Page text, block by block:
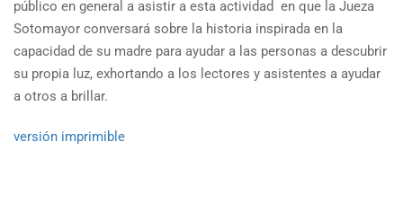
público en general a asistir a esta actividad en que la Jueza
Sotomayor conversará sobre la historia inspirada en la
capacidad de su madre para ayudar a las personas a descubrir
su propia luz, exhortando a los lectores y asistentes a ayudar
a otros a brillar.
versión imprimible